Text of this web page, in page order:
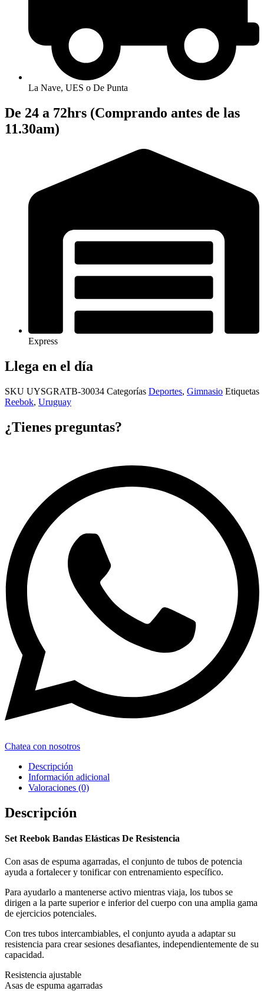
La Nave, UES o De Punta
De 24 a 72hrs (Comprando antes de las
11.30am)
Express
Llega en el día
SKU UYSGRATB-30034 Categorías Deportes, Gimnasio Etiquetas
Reebok, Uruguay
¿Tienes preguntas?
Chatea con nosotros
Descripción
Información adicional
Valoraciones (0)
Descripción
Set Reebok Bandas Elásticas De Resistencia
Con asas de espuma agarradas, el conjunto de tubos de potencia
ayuda a fortalecer y tonificar con entrenamiento específico.
Para ayudarlo a mantenerse activo mientras viaja, los tubos se
dirigen a la parte superior e inferior del cuerpo con una amplia gama
de ejercicios potenciales.
Con tres tubos intercambiables, el conjunto ayuda a adaptar su
resistencia para crear sesiones desafiantes, independientemente de su
capacidad.
Resistencia ajustable
Asas de espuma agarradas